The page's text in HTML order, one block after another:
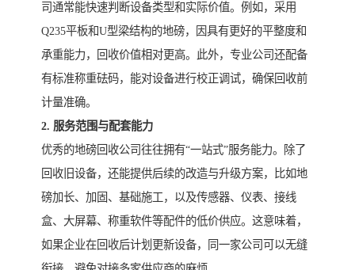
司通常能快速判断设备类型和实际价值。例如，采用
Q235平板和U型梁结构的地磅，因具有更好的平整度和
承重能力，回收价值相对更高。此外，专业公司还配备
有标准称重砝码，能对设备进行校正调试，确保回收前
计量准确。
2. 服务范围与配套能力
优秀的地磅回收公司往往拥有“一站式”服务能力。除了
回收旧设备，还能提供后续的改造与升级方案，比如地
磅加长、加固、基础施工，以及传感器、仪表、接线
盒、大屏幕、称重软件等配件的低价供应。这意味着，
如果企业在回收后计划更新设备，同一家公司可以无缝